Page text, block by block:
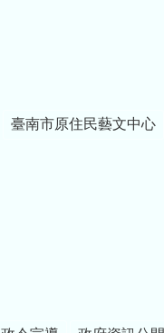
臺南市原住民藝文中心